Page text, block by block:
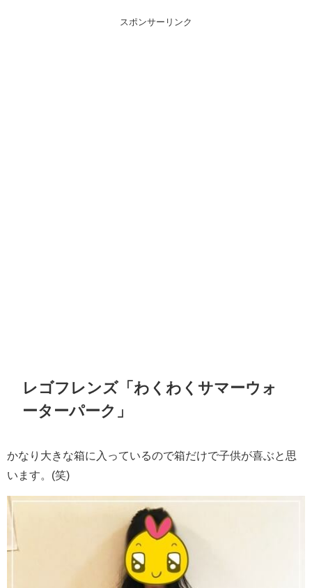
スポンサーリンク
レゴフレンズ「わくわくサマーウォ
ーターパーク」
かなり大きな箱に入っているので箱だけで子供が喜ぶと思
います。(笑)